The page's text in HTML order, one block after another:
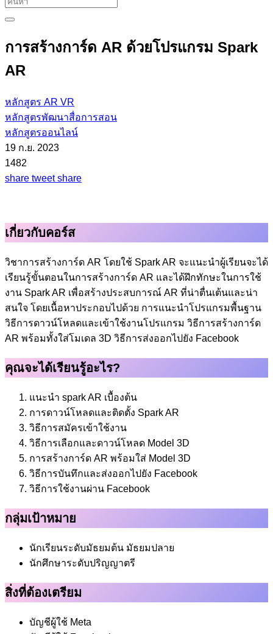
การสร้างการ์ด AR ด้วยโปรแกรม Spark
AR
หลักสูตร AR VR
หลักสูตรพัฒนาสื่อการสอน
หลักสูตรออนไลน์
19 ก.ย. 2023
1482
share tweet share
เกี่ยวกับคอร์ส
วิชาการสร้างการ์ด AR โดยใช้ Spark AR จะแนะนำผู้เรียนจะได้
เรียนรู้ขั้นตอนในการสร้างการ์ด AR และได้ฝึกทักษะในการใช้
งาน Spark AR เพื่อสร้างประสบการณ์ AR ที่น่าตื่นเต้นและน่า
สนใจ โดยเนื้อหาประกอบไปด้วย การแนะนำโปรแกรมพื้นฐาน
วิธีการดาวน์โหลดและเข้าใช้งานโปรแกรม วิธีการสร้างการ์ด
AR พร้อมทั้งใส่โมเดล 3D วิธีการส่งออกไปยัง Facebook
คุณจะได้เรียนรู้อะไร?
แนะนำ spark AR เบื้องต้น
การดาวน์โหลดและติดตั้ง Spark AR
วิธีการสมัครเข้าใช้งาน
วิธีการเลือกและดาวน์โหลด Model 3D
การสร้างการ์ด AR พร้อมใส่ Model 3D
วิธีการบันทึกและส่งออกไปยัง Facebook
วิธีการใช้งานผ่าน Facebook
กลุ่มเป้าหมาย
นักเรียนระดับมัธยมต้น มัธยมปลาย
นักศึกษาระดับปริญญาตรี
สิ่งที่ต้องเตรียม
บัญชีผู้ใช้ Meta